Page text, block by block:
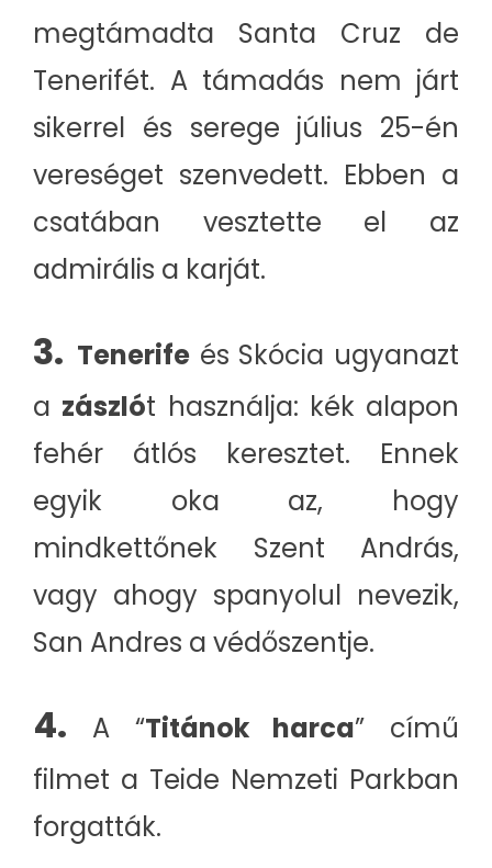
megtámadta Santa Cruz de
Tenerifét. A támadás nem járt
sikerrel és serege július 25-én
vereséget szenvedett. Ebben a
csatában vesztette el az
admirális a karját.
3. Tenerifeés Skócia ugyanazt
a zászlót használja: kék alapon
fehér átlós keresztet. Ennek
egyik oka az, hogy
mindkettőnek Szent András,
vagy ahogy spanyolul nevezik,
San Andres a védőszentje.
4. A “Titánok harca” című
filmet a Teide Nemzeti Parkban
forgatták.